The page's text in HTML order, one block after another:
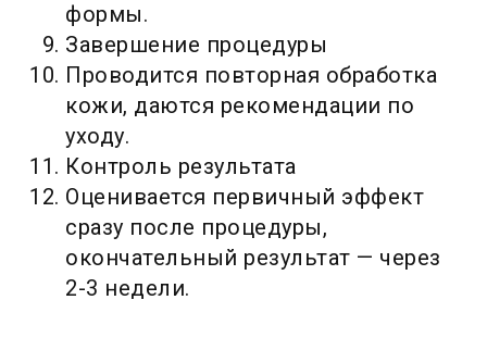
формы.
Завершение процедуры
Проводится повторная обработка
кожи, даются рекомендации по
уходу.
Контроль результата
Оценивается первичный эффект
сразу после процедуры,
окончательный результат — через
2-3 недели.